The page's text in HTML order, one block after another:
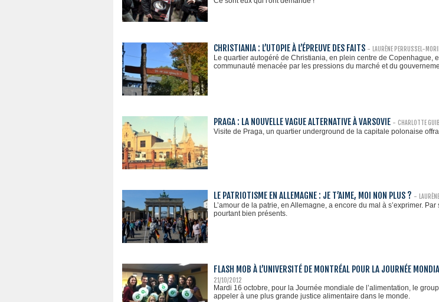
CHRISTIANIA : L’UTOPIE À L’ÉPREUVE DES FAITS - LAURÈNE PERRUSSEL-
Le quartier autogéré de Christiania, en plein centre de
communauté menacée par les pressions du marché et du
PRAGA : LA NOUVELLE VAGUE ALTERNATIVE À VARSOVIE - CHARLOTTE
Visite de Praga, un quartier underground de la capitale polonaise
LE PATRIOTISME EN ALLEMAGNE : JE T’AIME, MOI NON PLUS ? -
L’amour de la patrie, en Allemagne, a encore du mal à s’exprimer.
pourtant bien présents.
FLASH MOB À L’UNIVERSITÉ DE MONTRÉAL POUR LA JOURNÉE
21/10/2012
Mardi 16 octobre, pour la Journée mondiale de l’alimentation, le
appeler à une plus grande justice alimentaire dans le monde.